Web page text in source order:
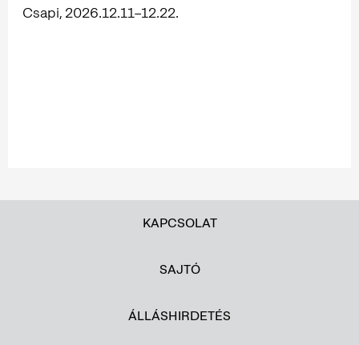
Csapi, 2026.12.11–12.22.
KAPCSOLAT
SAJTÓ
ÁLLÁSHIRDETÉS